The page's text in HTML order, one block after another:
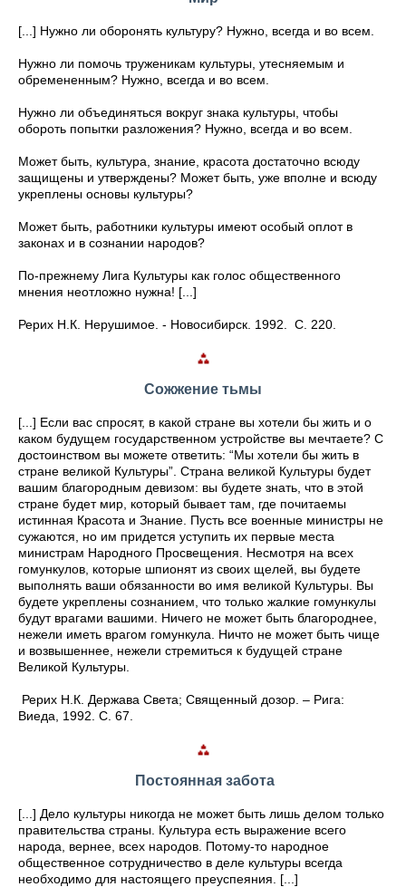
[...] Нужно ли оборонять культуру? Нужно, всегда и во всем.
Нужно ли помочь труженикам культуры, утесняемым и
обремененным? Нужно, всегда и во всем.
Нужно ли объединяться вокруг знака культуры, чтобы
обороть попытки разложения? Нужно, всегда и во всем.
Может быть, культура, знание, красота достаточно всюду
защищены и утверждены? Может быть, уже вполне и всюду
укреплены основы культуры?
Может быть, работники культуры имеют особый оплот в
законах и в сознании народов?
По-прежнему Лига Культуры как голос общественного
мнения неотложно нужна! [...]
Рерих Н.К. Нерушимое. - Новосибирск. 1992. С. 220.
Сожжение тьмы
[...] Если вас спросят, в какой стране вы хотели бы жить и о
каком будущем государственном устройстве вы мечтаете? С
достоинством вы можете ответить: “Мы хотели бы жить в
стране великой Культуры”. Страна великой Культуры будет
вашим благородным девизом: вы будете знать, что в этой
стране будет мир, который бывает там, где почитаемы
истинная Красота и Знание. Пусть все военные министры не
сужаются, но им придется уступить их первые места
министрам Народного Просвещения. Несмотря на всех
гомункулов, которые шпионят из своих щелей, вы будете
выполнять ваши обязанности во имя великой Культуры. Вы
будете укреплены сознанием, что только жалкие гомункулы
будут врагами вашими. Ничего не может быть благороднее,
нежели иметь врагом гомункула. Ничто не может быть чище
и возвышеннее, нежели стремиться к будущей стране
Великой Культуры.
Рерих Н.К. Держава Света; Священный дозор. – Рига:
Виеда, 1992. С. 67.
Постоянная забота
[...] Дело культуры никогда не может быть лишь делом только
правительства страны. Культура есть выражение всего
народа, вернее, всех народов. Потому-то народное
общественное сотрудничество в деле культуры всегда
необходимо для настоящего преуспеяния. [...]